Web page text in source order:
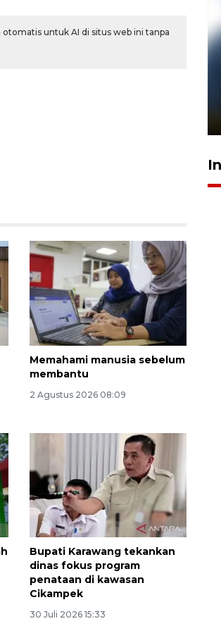
untuk AI di situs web ini tanpa
Memahami manusia sebelum
membantu
2 Agustus 2026 08:09
Bupati Karawang tekankan
dinas fokus program
penataan di kawasan
Cikampek
30 Juli 2026 15:33
Rupiah Berdaulat
sambangi Papua